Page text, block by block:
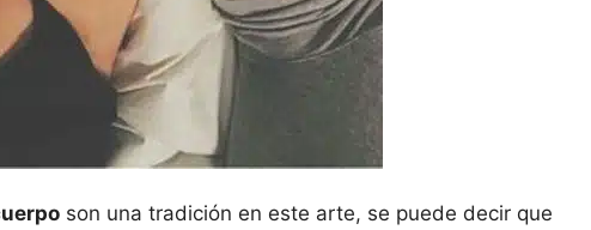
son una tradición en este arte, se puede decir que